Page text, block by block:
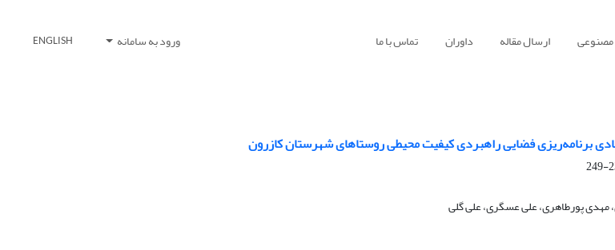
مصنوعی ارسال مقاله داوران تماس با ما ورود به سامانه ENGLISH
برنامه‌ریزی فضایی راهبردی کیفیت محیطی روستاهای شهرستان کازرون
مهدی پورطاهری، علی عسگری، علی گلی